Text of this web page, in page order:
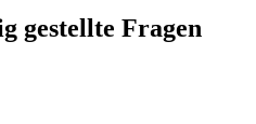
gestellte Fragen